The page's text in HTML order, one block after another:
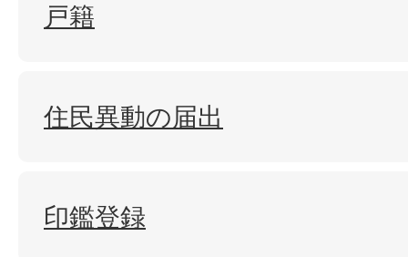
戸籍
住民異動の届出
印鑑登録